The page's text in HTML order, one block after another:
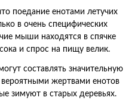
поедание енотами летучих
в очень специфических
мыши находятся в спячке
и спрос на пищу велик.
составлять значительную
жертвами енотов
зимуют в старых деревьях.